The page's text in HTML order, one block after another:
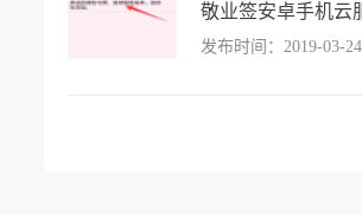
敬业签安卓手机云
发布时间：2019-03-24